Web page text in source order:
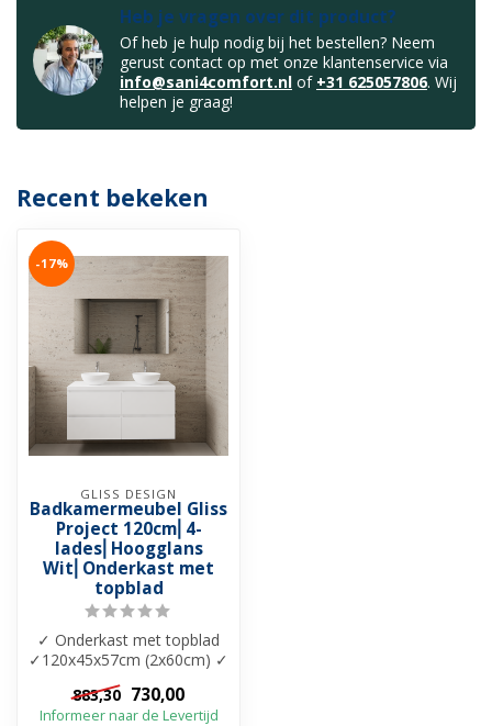
Heb je vragen over dit product?
Of heb je hulp nodig bij het bestellen? Neem
gerust contact op met onze klantenservice via
info@sani4comfort.nl of +31 625057806. Wij
helpen je graag!
Recent bekeken
-17%
GLISS DESIGN
Badkamermeubel Gliss
Project 120cm⎢4-
lades⎢Hoogglans
Wit⎢Onderkast met
topblad
✓ Onderkast met topblad
✓120x45x57cm (2x60cm) ✓
Melamine materiaal ✓ 4x
Softclos...
883,30 730,00
Informeer naar de Levertijd